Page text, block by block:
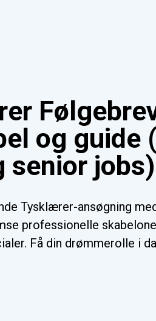
og guide
senior jobs)
Tysklærer-ansøgning
professionelle
Få din drømmerolle i